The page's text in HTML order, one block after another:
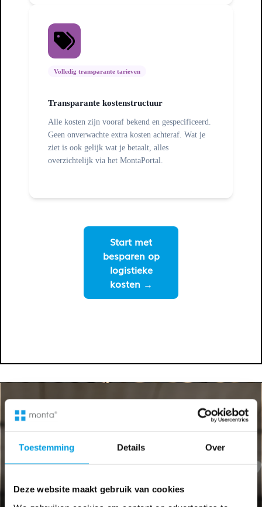
Toestemming Details Over
Deze website maakt gebruik van cookies
Volledig transparante tarieven
Transparante kostenstructuur
Alle kosten zijn vooraf bekend en gespecificeerd.
Geen onverwachte extra kosten achteraf. Wat je
ziet is ook gelijk wat je betaalt, alles
overzichtelijk via het MontaPortal.
Start met
besparenop
logistieke
kosten→
MontaShip in cijfers: de
webshops